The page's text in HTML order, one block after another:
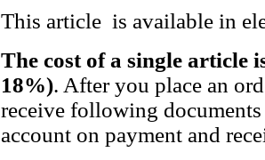
This article is available in
The cost of a single article
18%). After you place an
receive following
account on payment and